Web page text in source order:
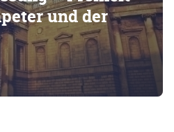
und der